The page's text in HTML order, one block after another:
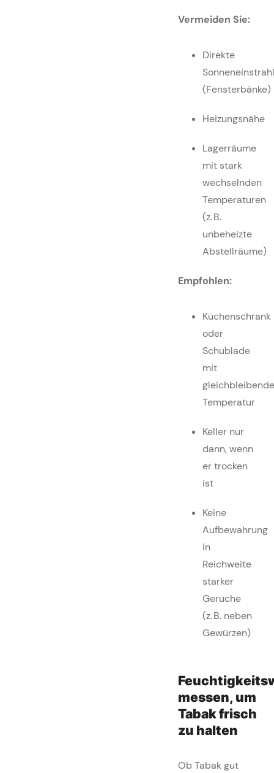
Vermeiden Sie:
Direkte
(Fensterbänke)
Heizungsnähe
Lagerräume
mit stark
wechselnden
Temperaturen
(z. B.
unbeheizte
Abstellräume)
Empfohlen:
Küchenschrank
oder
Schublade
mit
Temperatur
Keller nur
dann, wenn
er trocken
ist
Keine
Aufbewahrung
in
Reichweite
starker
Gerüche
(z. B. neben
Gewürzen)
messen, um
Tabak frisch
zu halten
Ob Tabak gut